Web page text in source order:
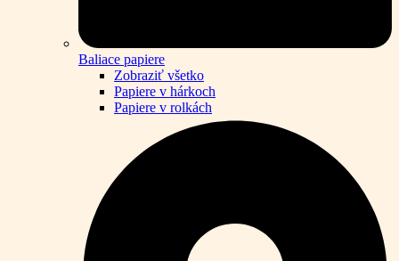
Baliace papiere
Zobraziť všetko
Papiere v hárkoch
Papiere v rolkách